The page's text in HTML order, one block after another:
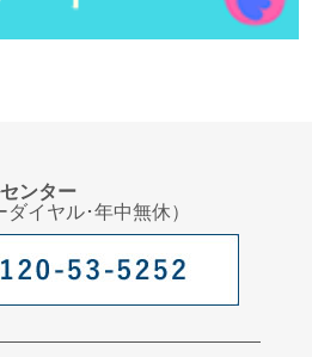
ンター
イヤル･年中無休）